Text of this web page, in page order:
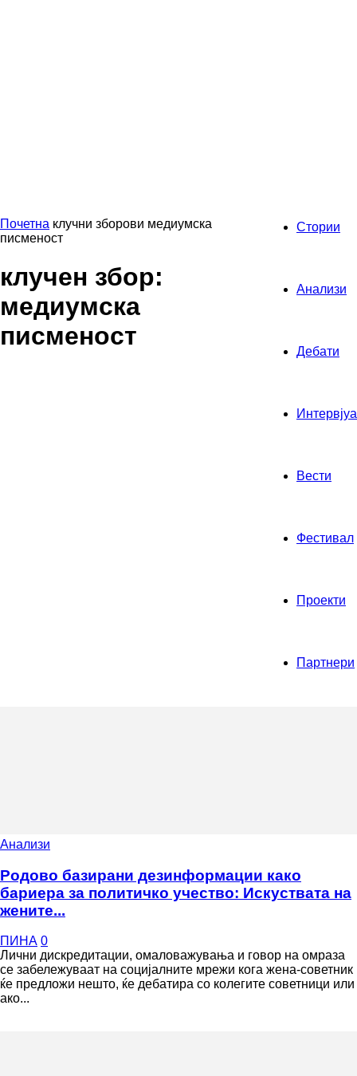
Стории
Анализи
Дебати
Интервјуа
Вести
Фестивал
Проекти
Партнери
Почетна клучни зборови медиумска
писменост
клучен збор:
медиумска
писменост
Анализи
Родово базирани дезинформации како
бариера за политичко учество: Искуствата на
жените...
ПИНА 0
Лични дискредитации, омаловажувања и говор на омраза
се забележуваат на социјалните мрежи кога жена-советник
ќе предложи нешто, ќе дебатира со колегите советници или
ако...